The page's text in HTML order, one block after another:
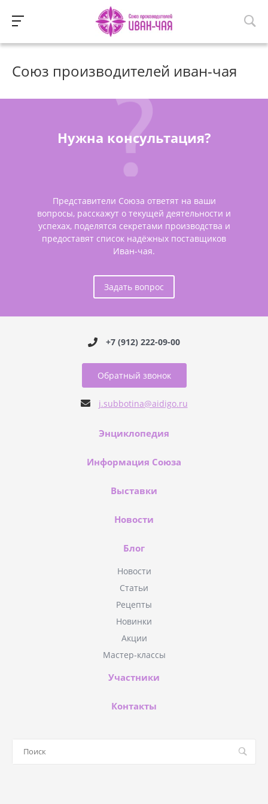
Союз производителей иван-чая
Нужна консультация?
Представители Союза ответят на ваши
вопросы, расскажут о текущей деятельности и
успехах, поделятся секретами производства и
предоставят список надёжных поставщиков
Иван-чая.
Задать вопрос
+7 (912) 222-09-00
Обратный звонок
j.subbotina@aidigo.ru
Энциклопедия
Информация Союза
Выставки
Новости
Блог
Новости
Статьи
Рецепты
Новинки
Акции
Мастер-классы
Участники
Контакты